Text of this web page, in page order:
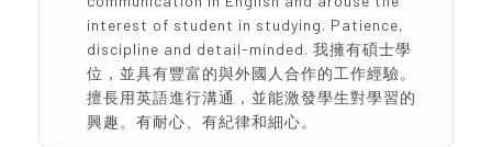
interest of student in studying. Patience,
discipline and detail-minded. 我擁有碩士學
位，並具有豐富的與外國人合作的工作經驗。
擅長用英語進行溝通，並能激發學生對學習的
興趣。有耐心、有紀律和細心。